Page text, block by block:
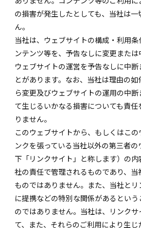
の損害が発生したとしても、当社は
ん。
当社は、ウェブサイトの構成・利用
ンテンツ等を、予告なしに変更また
ウェブサイトの運営を予告なしに中
とがあります。なお、当社は理由の
ら変更及びウェブサイトの運用の中
て生じるいかなる損害についても責
りません。
このウェブサイトから、もしくはこの
ンクを張っている当社以外の第三者
下「リンクサイト」と称します）の
社の責任で管理されるものであり、当
ものではありません。また、当社と
に提携などの特別な関係があるとい
のではありません。当社は、リンク
て、また、それらのご利用により生